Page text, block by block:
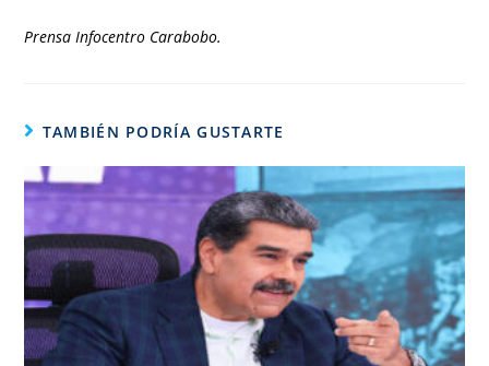
Prensa Infocentro Carabobo.
TAMBIÉN PODRÍA GUSTARTE